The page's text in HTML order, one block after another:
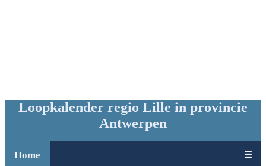
Loopkalender regio Lille in provincie
Antwerpen
Home ☰